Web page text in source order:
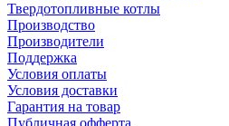
Твердотопливные котлы
Производство
Производители
Поддержка
Условия оплаты
Условия доставки
Гарантия на товар
Публичная офферта